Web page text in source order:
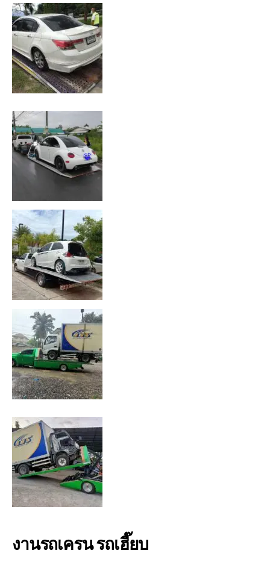
งานรถเครน รถเฮี๊ยบ